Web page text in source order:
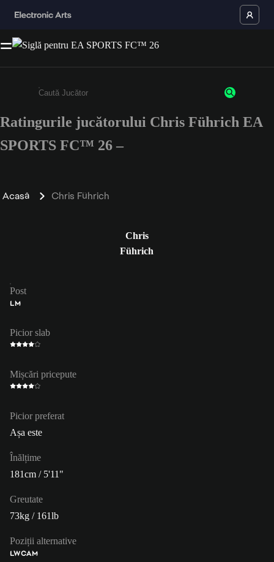
Enter a minimum of 3 characters or numbers
Ratingurile jucătorului Chris Führich EA
SPORTS FC™ 26 –
Acasă Chris Führich
Chris
Führich
Post
LM
Picior slab
Mișcări pricepute
Picior preferat
Așa este
Înălțime
181cm / 5'11"
Greutate
73kg / 161lb
Poziții alternative
LWCAM